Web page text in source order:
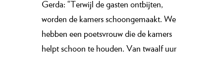
Gerda: “Terwijl de gasten ontbijten,
worden de kamers schoongemaakt. We
hebben een poetsvrouw die de kamers
helpt schoon te houden. Van twaalf uur